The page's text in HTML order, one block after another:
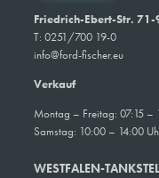
Friedrich-Ebert-Str.
T: 0251/700 19-0
info@ford-fischer.eu
Verkauf
Montag – Freitag: 07:15 –
Samstag: 10:00 – 14:00
WESTFALEN-